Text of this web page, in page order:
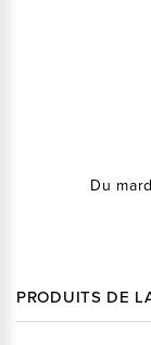
Du
PRODUITS DE